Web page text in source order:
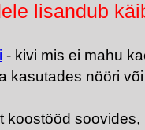
lisandub
- kivi mis ei mahu
kasutades nööri
koostööd soovides,